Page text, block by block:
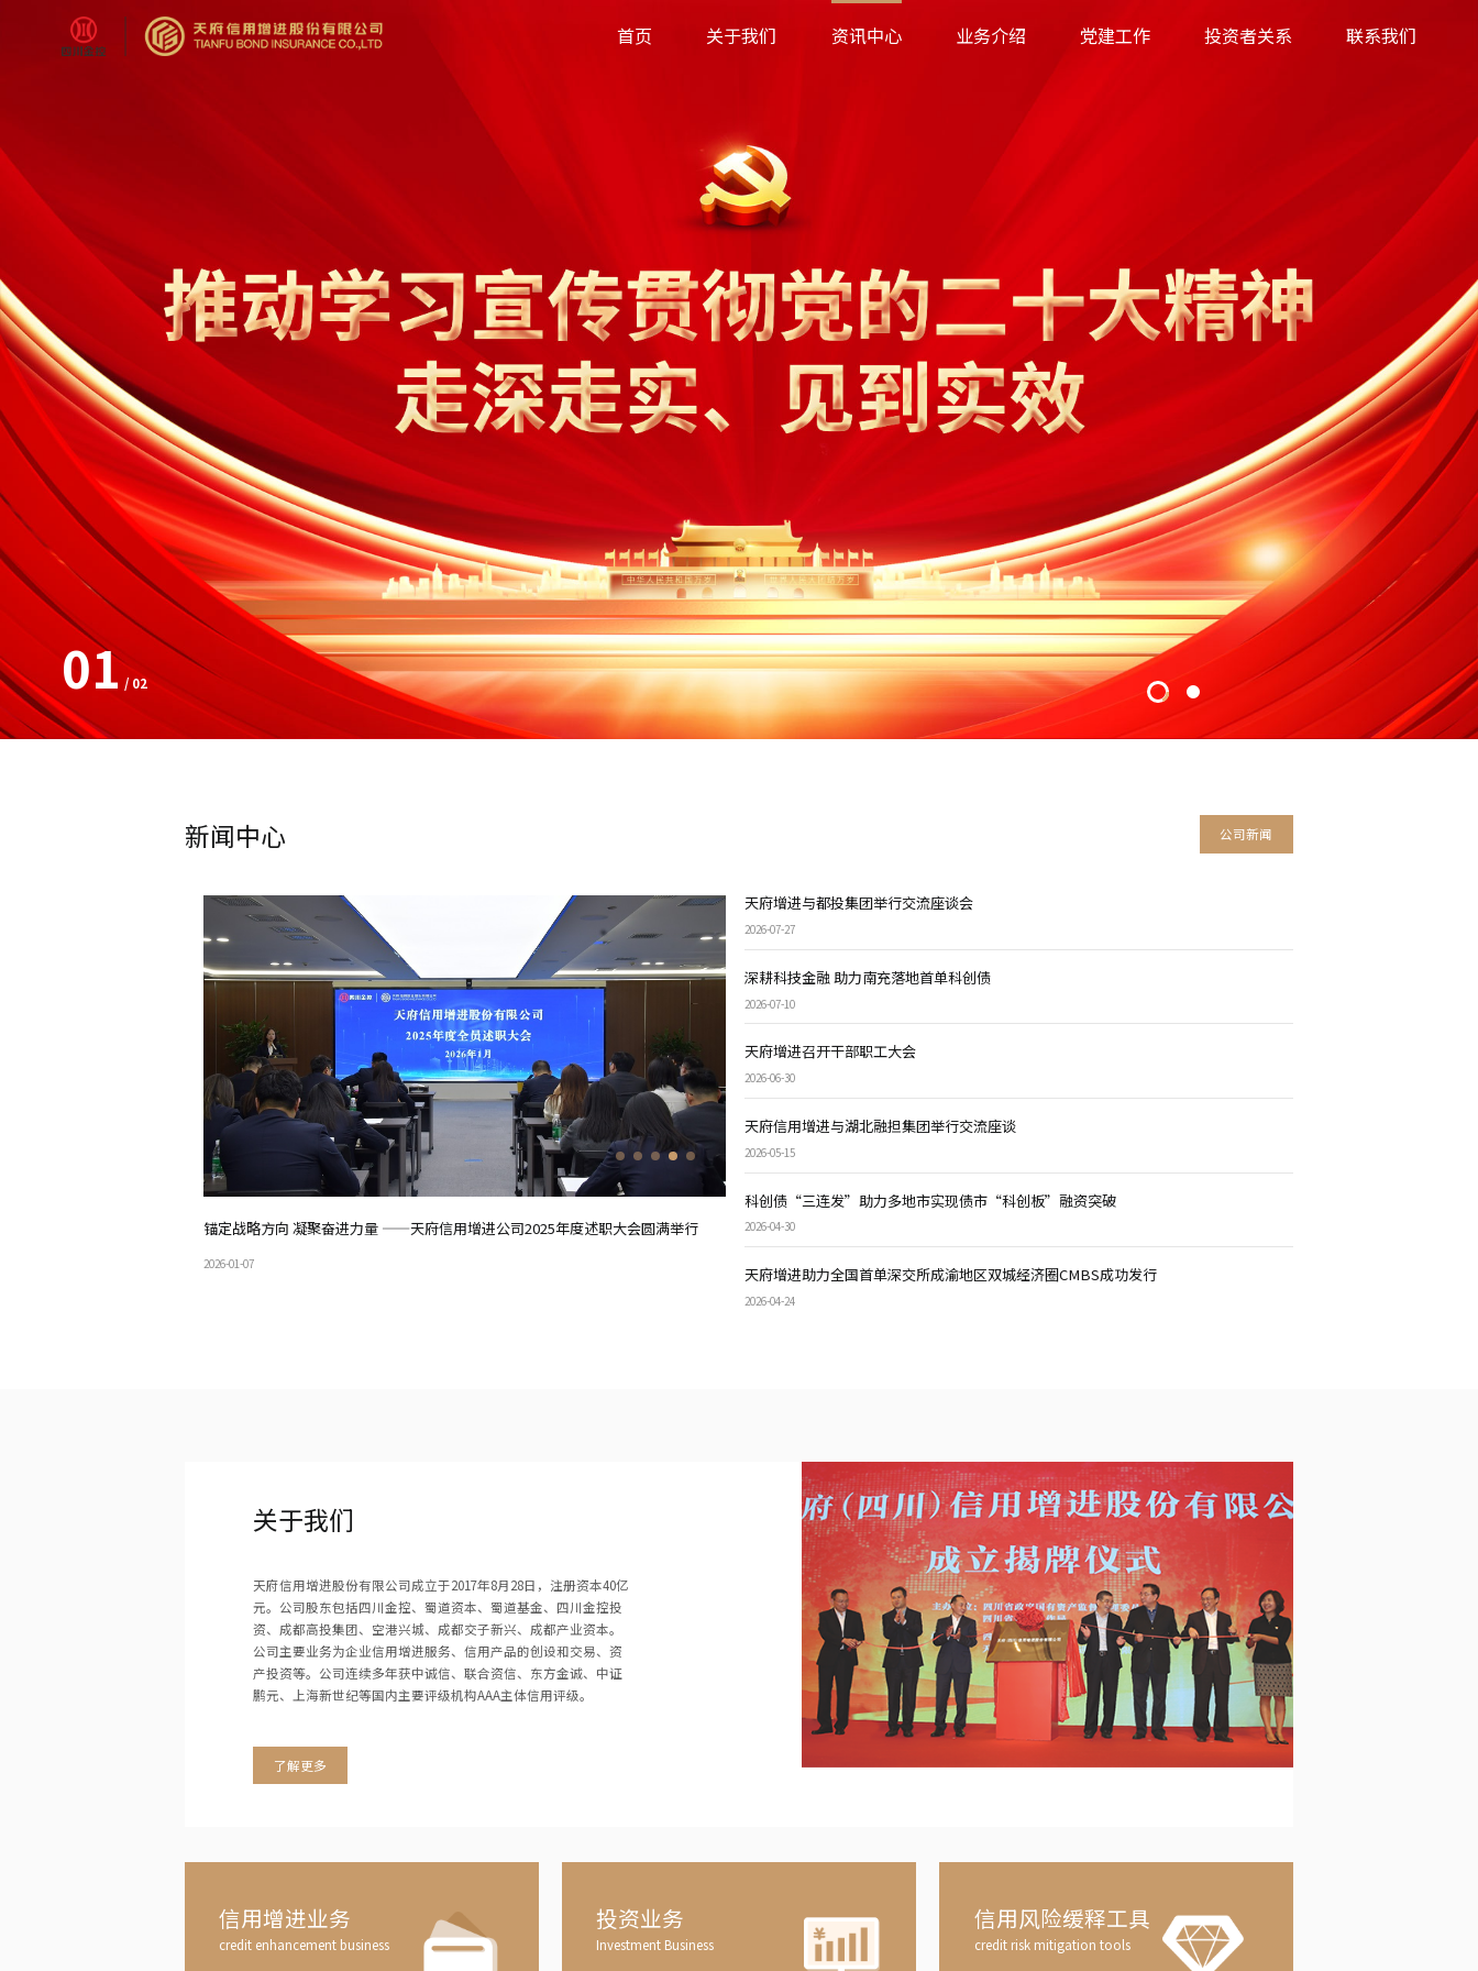
首页 关于我们 资讯中心 业务介绍 党建工作 投资者关系 联系我们
01/ 02
新闻中心 公司新闻
锚定战略方向 凝聚奋进力量 ——天府信用增进公司2025年度述职大会圆满举行
2026-01-07
天府增进再获CNABS“金桂奖”行业优秀中介机构奖
2025-12-19
天府增进与都投集团举行交流座谈会
2026-07-27
深耕科技金融 助力南充落地首单科创债
2026-07-10
天府增进召开干部职工大会
2026-06-30
天府信用增进与湖北融担集团举行交流座谈
2026-05-15
科创债“三连发”助力多地市实现债市“科创板”融资突破
2026-04-30
天府增进助力全国首单深交所成渝地区双城经济圈CMBS成功发行
2026-04-24
关于我们
天府信用增进股份有限公司成立于2017年8月28日，注册资本40亿
元。公司股东包括四川金控、蜀道资本、蜀道基金、四川金控投
资、成都高投集团、空港兴城、成都交子新兴、成都产业资本。
公司主要业务为企业信用增进服务、信用产品的创设和交易、资
产投资等。公司连续多年获中诚信、联合资信、东方金诚、中证
鹏元、上海新世纪等国内主要评级机构AAA主体信用评级。
了解更多
信用增进业务
credit enhancement business
投资业务
Investment Business
信用风险缓释工具
credit risk mitigation tools